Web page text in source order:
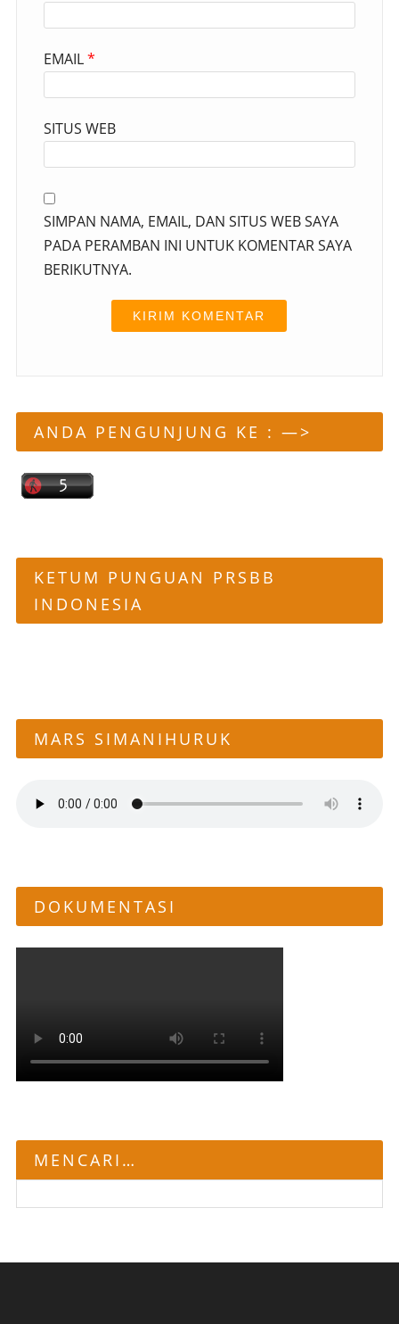
EMAIL*
SITUS WEB
SIMPAN NAMA, EMAIL, DAN SITUS WEB SAYA
PADA PERAMBAN INI UNTUK KOMENTAR SAYA
BERIKUTNYA.
ANDA PENGUNJUNG KE : —>
KETUM PUNGUAN PRSBB
INDONESIA
MARS SIMANIHURUK
DOKUMENTASI
MENCARI…